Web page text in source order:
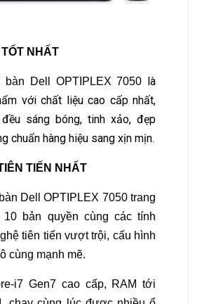
NHẤT
bàn Dell OPTIPLEX 7050 là
với chất liệu cao cấp nhất,
sáng bóng, tinh xảo, đẹp
chuẩn hàng hiệu sang xịn mịn.
TIẾN NHẤT
Dell OPTIPLEX 7050trang
10 bản quyền cùng các tính
tiên tiến vượt trội, cấu hình
cùng mạnh mẽ.
i7 Gen7 cao cấp, RAM tới